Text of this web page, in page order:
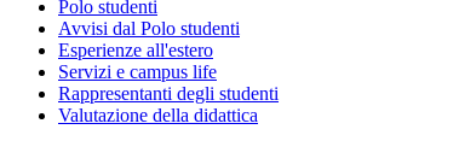
Polo studenti
Avvisi dal Polo studenti
Esperienze all'estero
Servizi e campus life
Rappresentanti degli studenti
Valutazione della didattica